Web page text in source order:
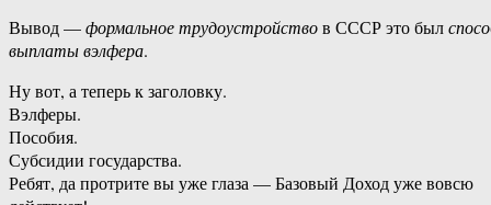
Вывод —формальное трудоустройствов СССР это был
выплаты вэлфера.
Ну вот, а теперь к заголовку.
Вэлферы.
Пособия.
Субсидии государства.
Ребят, да протрите вы уже глаза — Базовый Доход уже вовсю